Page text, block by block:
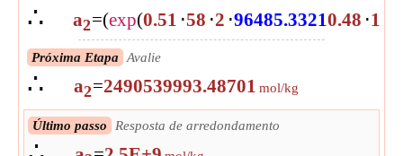
∴ a2=(exp(0.51 ⋅58 ⋅2 ⋅96485.33210.48 ⋅110
Próxima Etapa Avalie
∴ a2=2490539993.48701 mol/kg
Último passo Resposta de arredondamento